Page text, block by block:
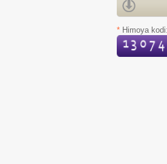
* Himoya